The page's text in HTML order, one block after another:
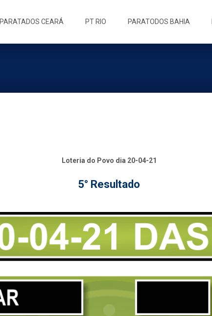
PARATADOS CEARÁ PT RIO PARATODOS BAHIA
Loteria do Povo dia 20-04-21
5° Resultado